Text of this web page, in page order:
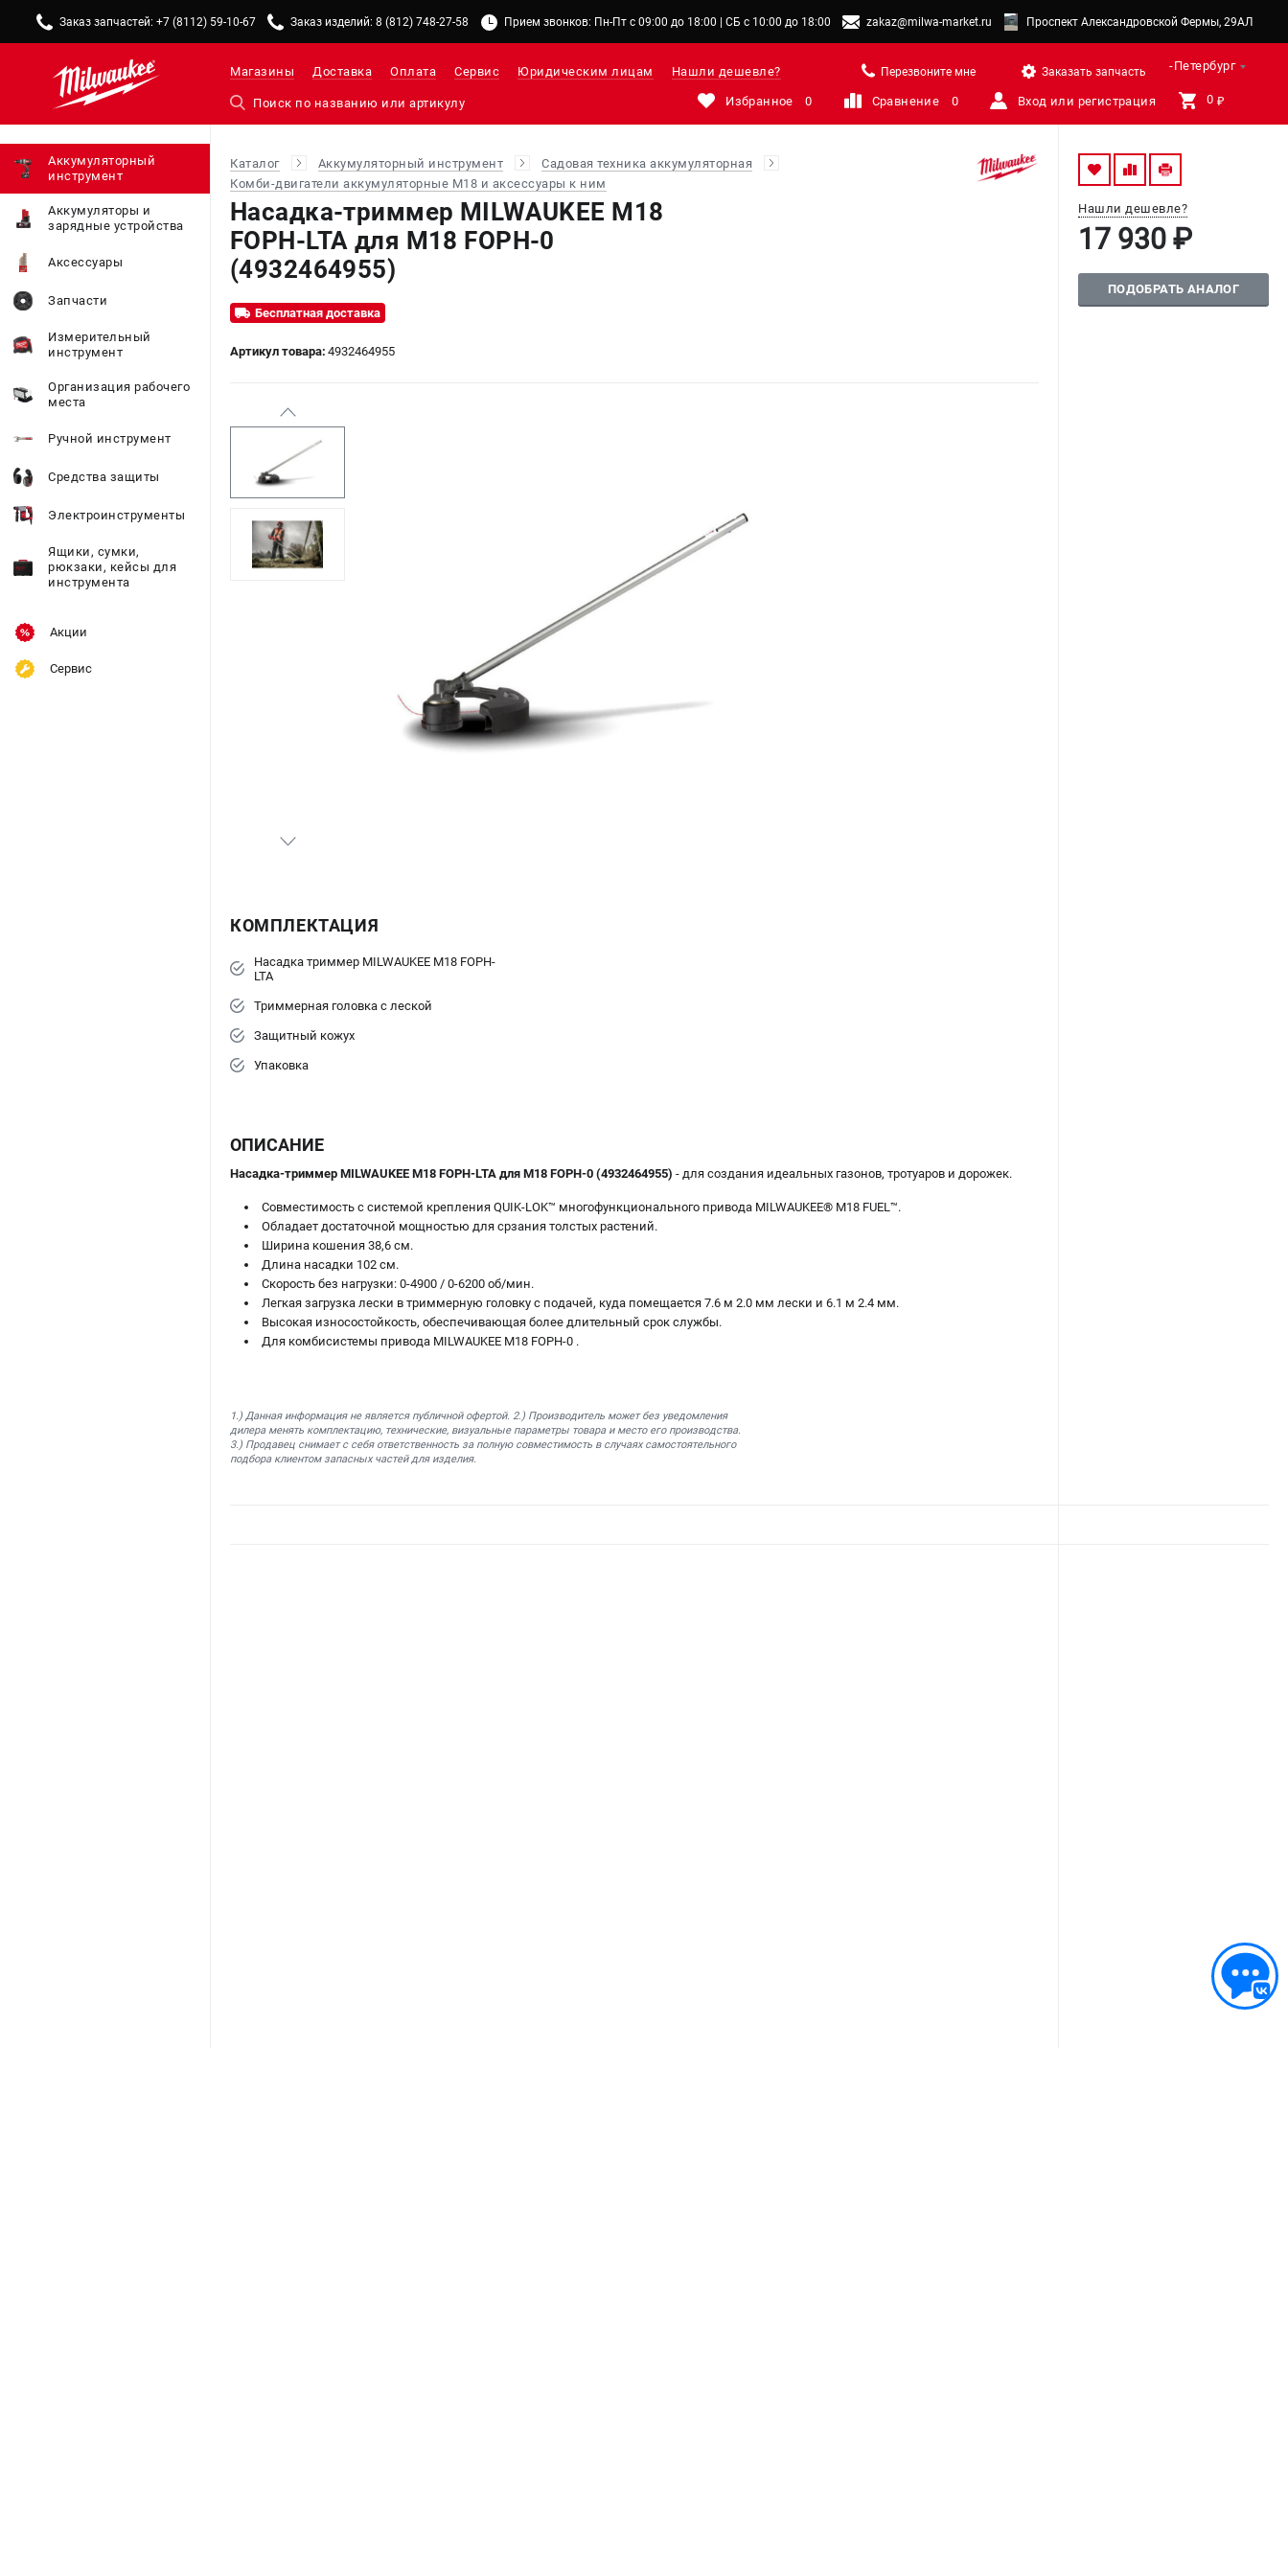
Заказ запчастей: +7 (8112) 59-10-67 Заказ изделий: 8 (812) 748-27-58 Прием звонков: Пн-Пт с 09:00 до 18:00 | СБ с 10:00 до 18:00 zakaz@milwa-market.ru Проспект Александровской Фермы, 29АЛ
Санкт-Петербург
Магазины Доставка Оплата Сервис Юридическим лицам Нашли дешевле? Перезвоните мне Заказать запчасть
Избранное 0 Сравнение 0 Вход или регистрация 0 ₽
Аккумуляторный
инструмент
Аккумуляторы и
зарядные устройства
Аксессуары
Запчасти
Измерительный
инструмент
Организация рабочего
места
Ручной инструмент
Средства защиты
Электроинструменты
Ящики, сумки,
рюкзаки, кейсы для
инструмента
Акции
Сервис
Каталог Аккумуляторный инструмент
Садовая техника аккумуляторная
Комби-двигатели аккумуляторные M18 и аксессуары к ним
Насадка-триммер MILWAUKEE M18
FOPH-LTA для M18 FOPH-0
(4932464955)
Бесплатная доставка
Артикул товара: 4932464955
Нашли дешевле?
17 930 ₽
ПОДОБРАТЬ АНАЛОГ
КОМПЛЕКТАЦИЯ
Насадка триммер MILWAUKEE M18 FOPH-
LTA
Триммерная головка с леской
Защитный кожух
Упаковка
ОПИСАНИЕ
Насадка-триммер MILWAUKEE M18 FOPH-LTA для M18 FOPH-0 (4932464955) - для создания идеальных газонов, тротуаров и дорожек.
Совместимость с системой крепления QUIK-LOK™ многофункционального привода MILWAUKEE® M18 FUEL™.
Обладает достаточной мощностью для срзания толстых растений.
Ширина кошения 38,6 см.
Длина насадки 102 см.
Скорость без нагрузки: 0-4900 / 0-6200 об/мин.
Легкая загрузка лески в триммерную головку с подачей, куда помещается 7.6 м 2.0 мм лески и 6.1 м 2.4 мм.
Высокая износостойкость, обеспечивающая более длительный срок службы.
Для комбисистемы привода MILWAUKEE M18 FOPH-0 .
1.) Данная информация не является публичной офертой. 2.) Производитель может без уведомления
дилера менять комплектацию, технические, визуальные параметры товара и место его производства.
3.) Продавец снимает с себя ответственность за полную совместимость в случаях самостоятельного
подбора клиентом запасных частей для изделия.